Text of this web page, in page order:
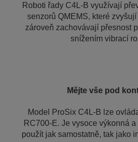
Roboti řady C4L-B využívají
senzorů QMEMS, které
zároveň zachovávají přesnost
snížením vibrací
Mějte vše pod
Model ProSix C4L-B lze
RC700-E. Je vysoce výkonná
použít jak samostatně, tak jako